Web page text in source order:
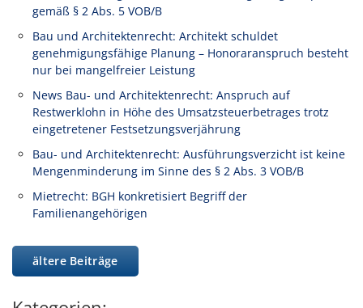
gemäß § 2 Abs. 5 VOB/B
Bau und Architektenrecht: Architekt schuldet
genehmigungsfähige Planung – Honoraranspruch besteht
nur bei mangelfreier Leistung
News Bau- und Architektenrecht: Anspruch auf
Restwerklohn in Höhe des Umsatzsteuerbetrages trotz
eingetretener Festsetzungsverjährung
Bau- und Architektenrecht: Ausführungsverzicht ist keine
Mengenminderung im Sinne des § 2 Abs. 3 VOB/B
Mietrecht: BGH konkretisiert Begriff der
Familienangehörigen
ältere Beiträge